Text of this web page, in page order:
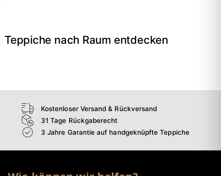
Teppiche nach Raum entdecken
Wohnzimmer
Kostenloser Versand & Rückversand
31 Tage Rückgaberecht
3 Jahre Garantie auf handgeknüpfte Teppiche